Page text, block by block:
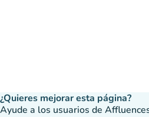
¿Quieres mejorar esta página?
Ayude a los usuarios de